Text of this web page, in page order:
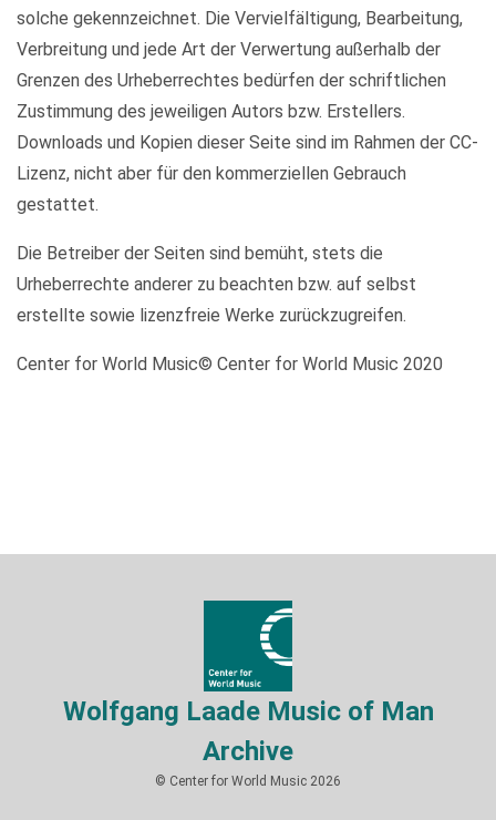
solche gekennzeichnet. Die Vervielfältigung, Bearbeitung,
Verbreitung und jede Art der Verwertung außerhalb der
Grenzen des Urheberrechtes bedürfen der schriftlichen
Zustimmung des jeweiligen Autors bzw. Erstellers.
Downloads und Kopien dieser Seite sind im Rahmen der CC-
Lizenz, nicht aber für den kommerziellen Gebrauch
gestattet.
Die Betreiber der Seiten sind bemüht, stets die
Urheberrechte anderer zu beachten bzw. auf selbst
erstellte sowie lizenzfreie Werke zurückzugreifen.
Center for World Music© Center for World Music 2020
Wolfgang Laade Music of Man
Archive
© Center for World Music 2026